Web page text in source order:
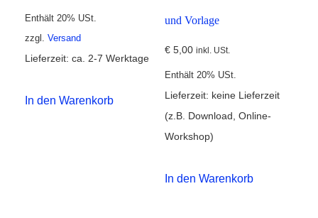
Enthält 20% USt.
zzgl. Versand
Lieferzeit: ca. 2-7 Werktage
In den Warenkorb
und Vorlage
€5,00 inkl. USt.
Enthält 20% USt.
Lieferzeit: keine Lieferzeit
(z.B. Download, Online-
Workshop)
In den Warenkorb